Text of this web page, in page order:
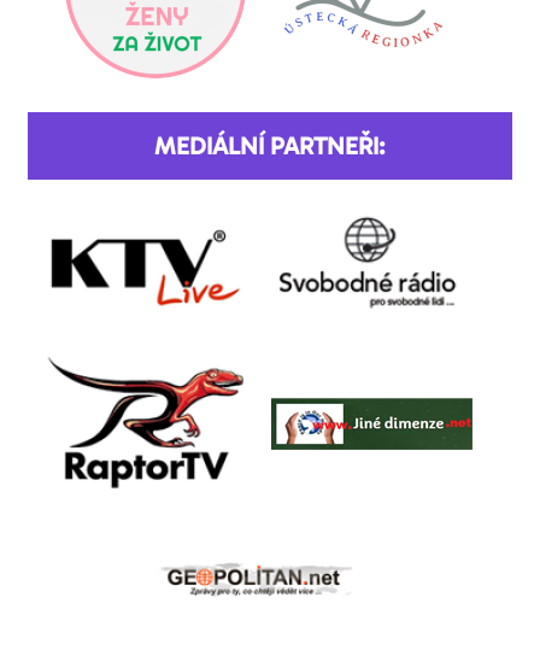
MEDIÁLNÍ PARTNEŘI: